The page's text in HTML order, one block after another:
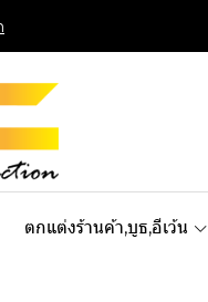
ตกแต่งร้านค้า,บูธ,อีเว้น